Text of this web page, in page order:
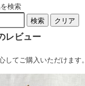
検索
検索
クリア
レビュー
してご購入いただけます。